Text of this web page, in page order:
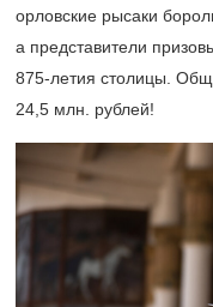
орловские рысаки
а представители
875-летия столицы.
24,5 млн. рублей!